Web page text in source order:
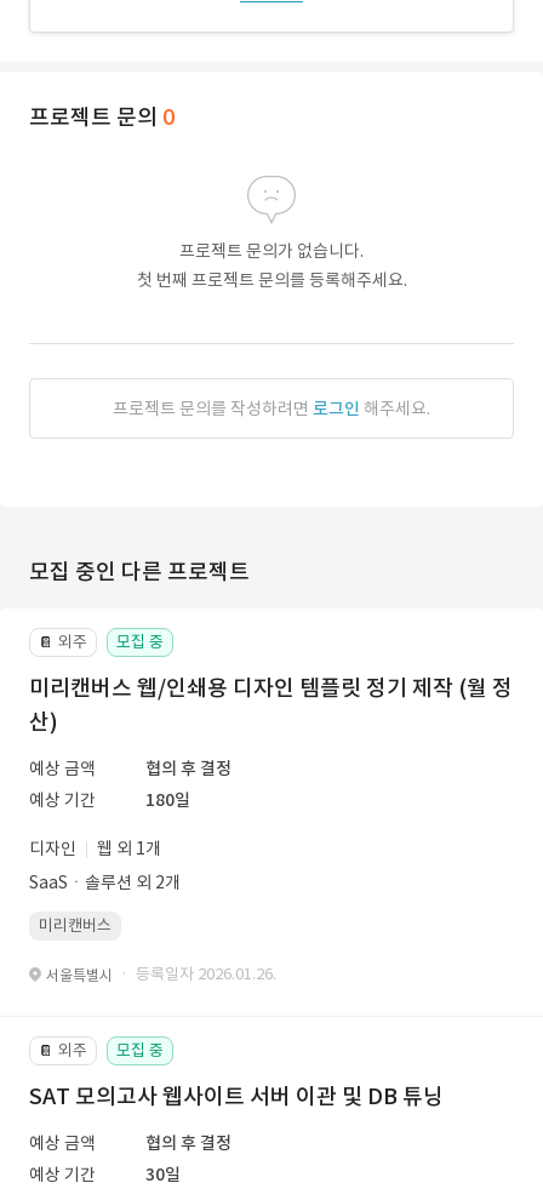
프로젝트 문의 0
프로젝트 문의가 없습니다.
첫 번째 프로젝트 문의를 등록해주세요.
프로젝트 문의를 작성하려면 로그인 해주세요.
모집 중인 다른 프로젝트
📔 외주 모집 중
미리캔버스 웹/인쇄용 디자인 템플릿 정기 제작 (월 정
산)
예상 금액
협의 후 결정
예상 기간
180일
디자인
웹 외 1개
SaaSㆍ솔루션 외 2개
미리캔버스
서울특별시 · 등록일자 2026.01.26.
📔 외주 모집 중
SAT 모의고사 웹사이트 서버 이관 및 DB 튜닝
예상 금액
협의 후 결정
예상 기간
30일